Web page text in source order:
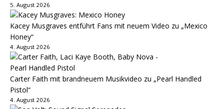
5. August 2026
Kacey Musgraves entführt Fans mit neuem Video zu „Mexico
Honey“
4. August 2026
Carter Faith mit brandneuem Musikvideo zu „Pearl Handled
Pistol“
4. August 2026